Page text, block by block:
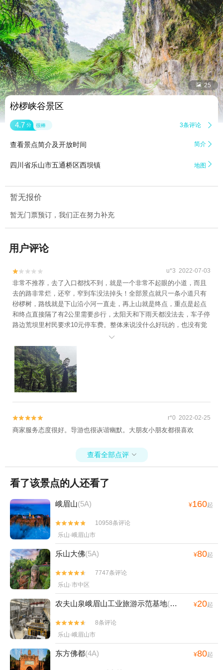
 25
桫椤峡谷景区
4.7 分 很棒 3条评论 
查看景点简介及开放时间 简介 
四川省乐山市五通桥区西坝镇 地图 
暂无报价
暂无门票预订，我们正在努力补充
用户评论

 u*3 2022-07-03
非常不推荐，去了入口都找不到，就是一个非常不起眼的小道，而且
去的路非常烂，还窄，窄到车没法掉头！全部景点就只一条小道只有
桫椤树，路线就是下山沿小河一直走，再上山就是终点，重点是起点
和终点直接隔了有2公里需要步行，太阳天和下雨天都没法去，车子停
路边荒坝里村民要求10元停车费。整体来说没什么好玩的，也没有觉
得很凉快或者空气有多好，我们从乐山自驾去，感觉就是不值！对
了，还要买门票的10块。


 r*0 2022-02-25
商家服务态度很好。导游也很诙谐幽默。大朋友小朋友都很喜欢
查看全部点评 
看了该景点的人还看了
峨眉山(5A) ¥160起


10958条评论
乐山·峨眉山市
乐山大佛(5A) ¥80起


7747条评论
乐山·市中区
农夫山泉峨眉山工业旅游示范基地(4A) ¥20起


8条评论
乐山·峨眉山市
东方佛都(4A) ¥80起
